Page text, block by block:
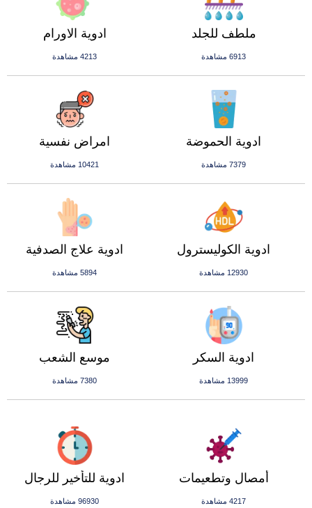
ادوية الاورام
4213 مشاهدة
ملطف للجلد
6913 مشاهدة
امراض نفسية
10421 مشاهدة
ادوية الحموضة
7379 مشاهدة
ادوية علاج الصدفية
5894 مشاهدة
ادوية الكوليسترول
12930 مشاهدة
موسع الشعب
7380 مشاهدة
ادوية السكر
13999 مشاهدة
ادوية للتأخير للرجال
96930 مشاهدة
أمصال وتطعيمات
4217 مشاهدة